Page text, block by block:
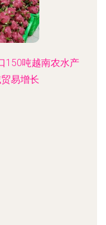
150吨越南农水产
易增长